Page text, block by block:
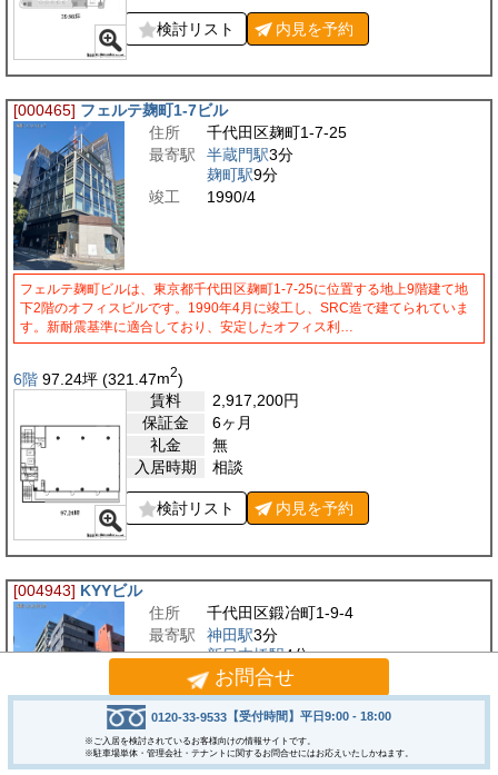
検討リスト 内見を予約
[000465] フェルテ麹町1-7ビル
住所
千代田区麹町1-7-25
最寄駅
半蔵門駅3分
麹町駅9分
竣工
1990/4
フェルテ麹町ビルは、東京都千代田区麹町1-7-25に位置する地上9階建て地
下2階のオフィスビルです。1990年4月に竣工し、SRC造で建てられていま
す。新耐震基準に適合しており、安定したオフィス利…
6階 97.24坪 (321.47m2)
賃料
2,917,200円
保証金
6ヶ月
礼金
無
入居時期
相談
検討リスト 内見を予約
[004943] KYYビル
住所
千代田区鍛冶町1-9-4
最寄駅
神田駅3分
新日本橋駅4分
三越前駅5分
竣工
1989/1
神田エリア。神田駅より徒歩3分圏内。中央通りに面したオフィスビル。
お問合せ
0120-33-9533 【受付時間】平日9:00 - 18:00
※ご入居を検討されているお客様向けの情報サイトです。
※駐車場単体・管理会社・テナントに関するお問合せにはお応えいたしかねます。